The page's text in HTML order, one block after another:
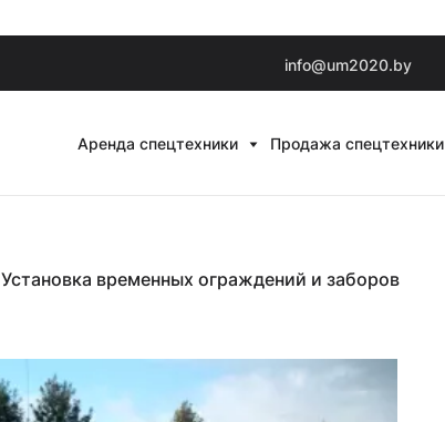
info@um2020.by
Аренда спецтехники Продажа спецтехники
Установка временных ограждений и заборов